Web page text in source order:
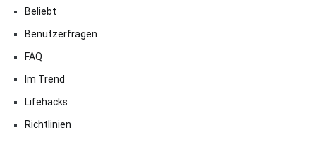
Beliebt
Benutzerfragen
FAQ
Im Trend
Lifehacks
Richtlinien